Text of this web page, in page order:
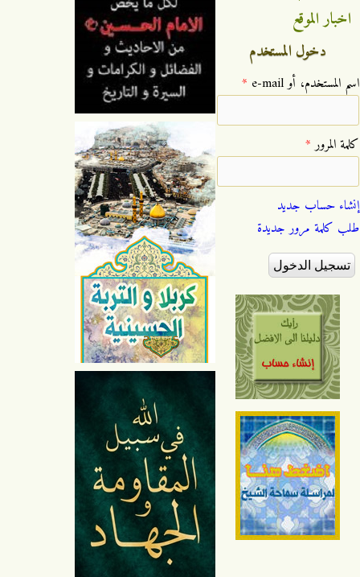
اخبار الموقع
دخول المستخدم
‏اسم المستخدم، أو e-mail ‏ *
‏كلمة المرور ‏*
إنشاء حساب جديد
طلب كلمة مرور جديدة